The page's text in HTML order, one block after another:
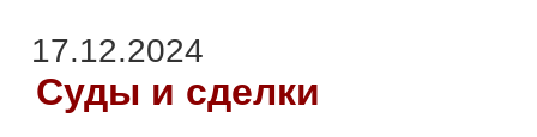
17.12.2024
Суды и сделки